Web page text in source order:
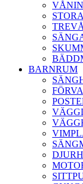
BARNRUM